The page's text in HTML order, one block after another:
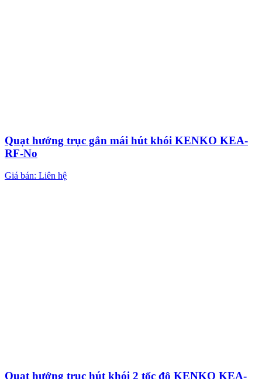
Quạt hướng trục gắn mái hút khói KENKO KEA-
RF-No
Giá bán: Liên hệ
Quạt hướng trục hút khói 2 tốc độ KENKO KEA-